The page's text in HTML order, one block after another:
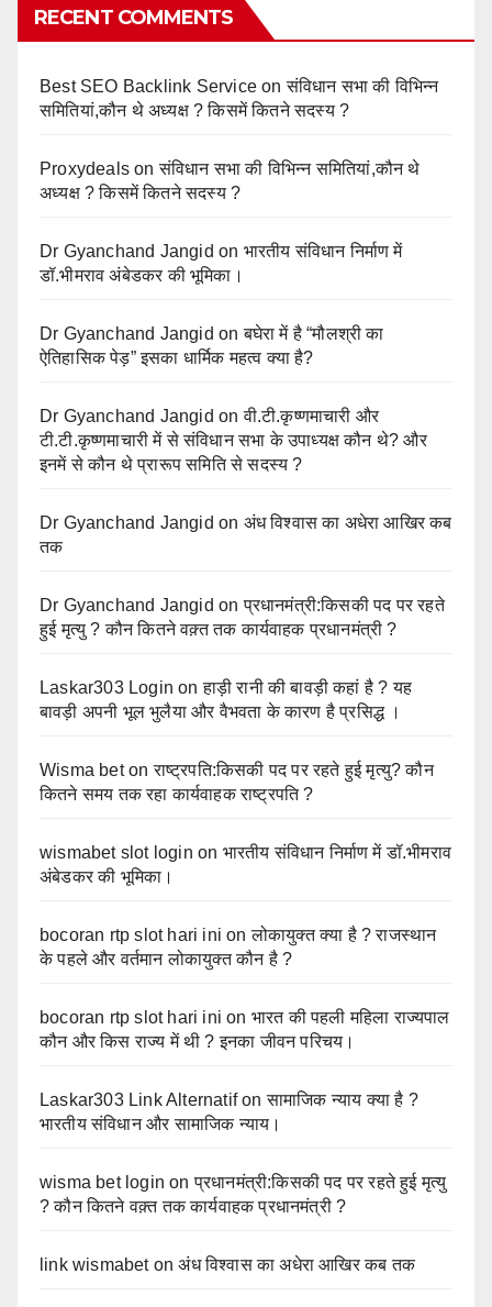
RECENT COMMENTS
Best SEO Backlink Service onसंविधान सभा की विभिन्न
समितियां,कौन थे अध्यक्ष ? किसमें कितने सदस्य ?
Proxydeals onसंविधान सभा की विभिन्न समितियां,कौन थे
अध्यक्ष ? किसमें कितने सदस्य ?
Dr Gyanchand Jangid on भारतीय संविधान निर्माण में
डॉ.भीमराव अंबेडकर की भूमिका।
Dr Gyanchand Jangid onबघेरा में है “मौलश्री का
ऐतिहासिक पेड़” इसका धार्मिक महत्व क्या है?
Dr Gyanchand Jangid onवी.टी.कृष्णमाचारी और
टी.टी.कृष्णमाचारी में से संविधान सभा के उपाध्यक्ष कौन थे? और
इनमें से कौन थे प्रारूप समिति से सदस्य ?
Dr Gyanchand Jangid on अंध विश्वास का अधेरा आखिर कब
तक
Dr Gyanchand Jangid onप्रधानमंत्री:किसकी पद पर रहते
हुई मृत्यु ? कौन कितने वक़्त तक कार्यवाहक प्रधानमंत्री ?
Laskar303 Login onहाड़ी रानी की बावड़ी कहां है ? यह
बावड़ी अपनी भूल भुलैया और वैभवता के कारण है प्रसिद्ध ।
Wisma betonराष्ट्रपति:किसकी पद पर रहते हुई मृत्यु? कौन
कितने समय तक रहा कार्यवाहक राष्ट्रपति ?
wismabet slot login on भारतीय संविधान निर्माण में डॉ.भीमराव
अंबेडकर की भूमिका।
bocoran rtp slot hari ini onलोकायुक्त क्या है ? राजस्थान
के पहले और वर्तमान लोकायुक्त कौन है ?
bocoran rtp slot hari ini on भारत की पहली महिला राज्यपाल
कौन और किस राज्य में थी ? इनका जीवन परिचय।
Laskar303 Link Alternatifonसामाजिक न्याय क्या है ?
भारतीय संविधान और सामाजिक न्याय।
wisma bet login onप्रधानमंत्री:किसकी पद पर रहते हुई मृत्यु
? कौन कितने वक़्त तक कार्यवाहक प्रधानमंत्री ?
link wismabetonअंध विश्वास का अधेरा आखिर कब तक